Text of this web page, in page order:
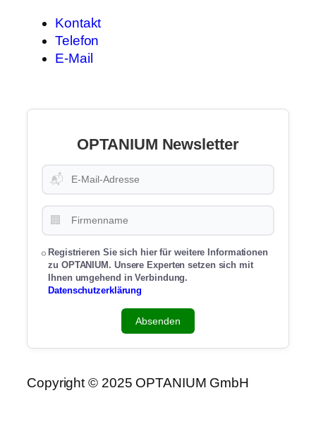
Kontakt
Telefon
E-Mail
OPTANIUM Newsletter
📬
🏢
Registrieren Sie sich hier für weitere Informationen
zu OPTANIUM. Unsere Experten setzen sich mit
Ihnen umgehend in Verbindung.
Datenschutzerklärung
Absenden
Copyright © 2025 OPTANIUM GmbH